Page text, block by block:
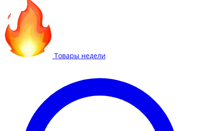
Товары недели